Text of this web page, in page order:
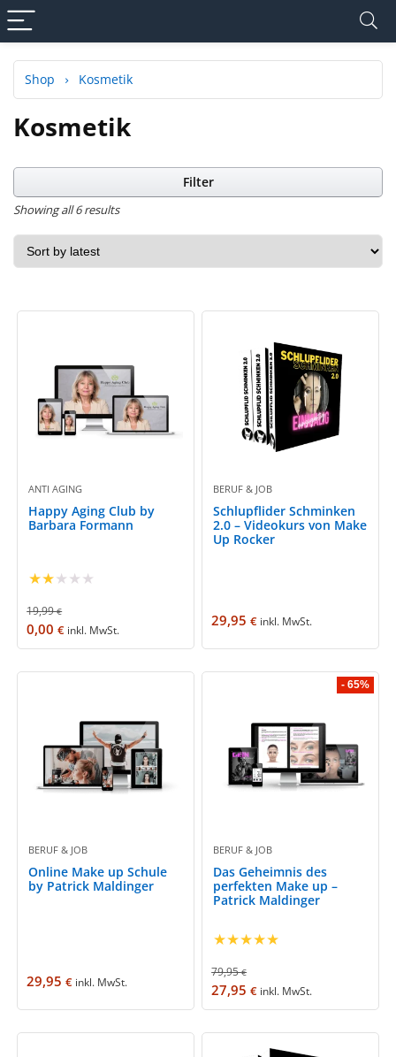
Shop Kosmetik
Kosmetik
Filter
Showing all 6 results
ANTI AGING
Happy Aging Club by
Barbara Formann
★★★ ★ ★
19,99€
0,00€ inkl. MwSt.
BERUF & JOB
Schlupflider Schminken
2.0 – Videokurs von Make
Up Rocker
29,95€ inkl. MwSt.
BERUF & JOB
Online Make up Schule
by Patrick Maldinger
29,95€ inkl. MwSt.
- 65%
BERUF & JOB
Das Geheimnis des
perfekten Make up –
Patrick Maldinger
★★★★★
79,95€
27,95€ inkl. MwSt.